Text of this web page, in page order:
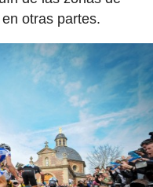
otras partes.